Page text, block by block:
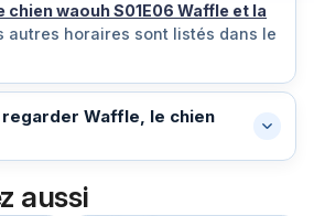
chien waouh S01E06 Waffle et la
autres horaires sont listés dans le
Waffle, le chien
aussi